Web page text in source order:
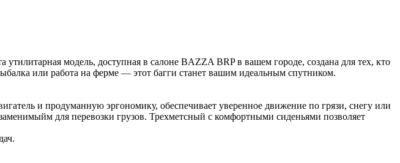
модель, доступная в салоне BAZZA BRP в вашем городе, создана для тех, кто
или работа на ферме — этот багги станет вашим идеальным спутником.
и продуманную эргономику, обеспечивает уверенное движение по грязи, снегу или
для перевозки грузов. Трехметсный с комфортными сиденьями позволяет